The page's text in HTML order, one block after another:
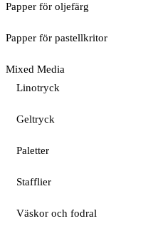
Papper för oljefärg
Papper för pastellkritor
Mixed Media
Linotryck
Geltryck
Paletter
Stafflier
Väskor och fodral